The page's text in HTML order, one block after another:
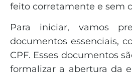
feito corretamente e sem
Para iniciar, vamos
documentos essenciais,
CPF. Esses documentos
formalizar a abertura da